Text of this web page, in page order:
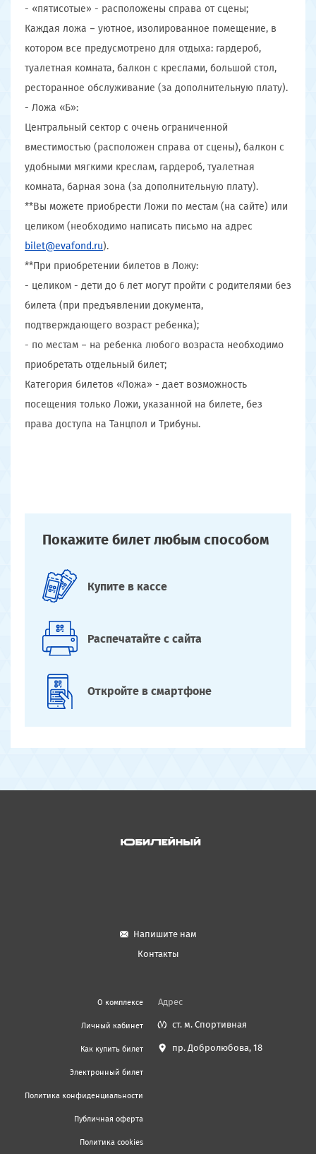
- «пятисотые» - расположены справа от сцены;
Каждая ложа – уютное, изолированное помещение, в
котором все предусмотрено для отдыха: гардероб,
туалетная комната, балкон с креслами, большой стол,
ресторанное обслуживание (за дополнительную плату).
- Ложа «Б»:
Центральный сектор с очень ограниченной
вместимостью (расположен справа от сцены), балкон с
удобными мягкими креслам, гардероб, туалетная
комната, барная зона (за дополнительную плату).
**Вы можете приобрести Ложи по местам (на сайте) или
целиком (необходимо написать письмо на адрес
bilet@evafond.ru).
**При приобретении билетов в Ложу:
- целиком - дети до 6 лет могут пройти с родителями без
билета (при предъявлении документа,
подтверждающего возраст ребенка);
- по местам – на ребенка любого возраста необходимо
приобретать отдельный билет;
Категория билетов «Ложа» - дает возможность
посещения только Ложи, указанной на билете, без
права доступа на Танцпол и Трибуны.
Покажите билетлюбым способом
Купите в кассе
Распечатайте с сайта
Откройте в смартфоне
Напишите нам
Контакты
О комплексе
Личный кабинет
Как купить билет
Электронный билет
Политика конфиденциальности
Публичная оферта
Политика cookies
Адрес
ст. м. Спортивная
пр. Добролюбова, 18